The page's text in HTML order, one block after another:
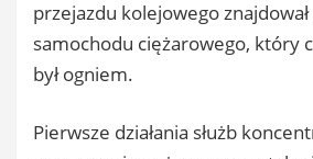
przejazdu kolejowego
samochodu ciężarowego, który
był ogniem.
Pierwsze działania służb